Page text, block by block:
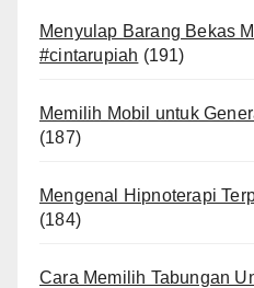
Menyulap Barang Bekas
#cintarupiah (191)
Memilih Mobil untuk
(187)
Mengenal Hipnoterapi
(184)
Cara Memilih Tabungan